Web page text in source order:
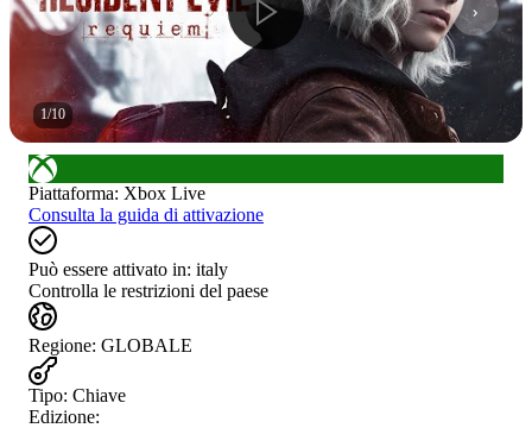
1/10
Piattaforma: Xbox Live
Consulta la guida di attivazione
Può essere attivato in: italy
Controlla le restrizioni del paese
Regione: GLOBALE
Tipo: Chiave
Edizione: